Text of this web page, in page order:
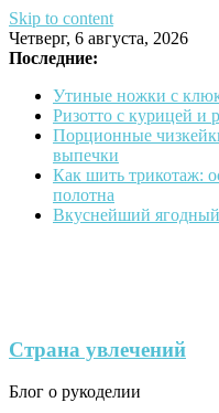
Skip to content
Четверг, 6 августа, 2026
Последние:
Утиные ножки с
Ризотто с курицей и
Порционные
выпечки
Как шить трикотаж:
полотна
Вкуснейший ягодный
Страна увлечений
Блог о рукоделии